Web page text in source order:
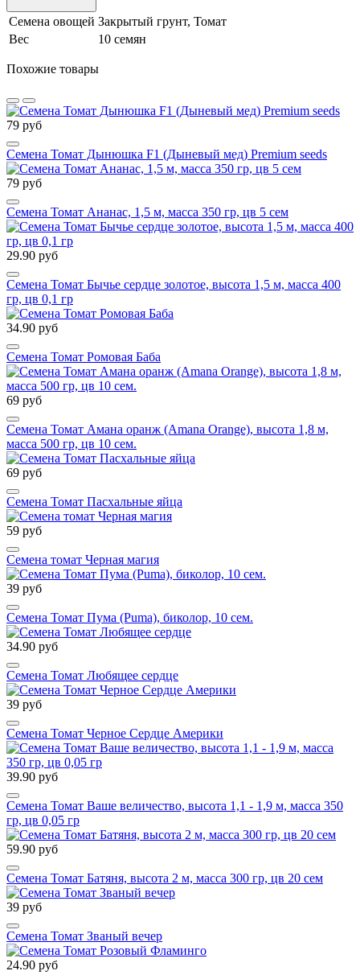
Семена овощей Закрытый грунт, Томат
Вес
10 семян
Похожие товары
79 руб
Семена Томат Дынюшка F1 (Дыневый мед) Premium seeds
79 руб
Семена Томат Ананас, 1,5 м, масса 350 гр, цв 5 сем
29.90 руб
Семена Томат Бычье сердце золотое, высота 1,5 м, масса 400
гр, цв 0,1 гр
34.90 руб
Семена Томат Ромовая Баба
69 руб
Семена Томат Амана оранж (Amana Orange), высота 1,8 м,
масса 500 гр, цв 10 сем.
69 руб
Семена Томат Пасхальные яйца
59 руб
Семена томат Черная магия
39 руб
Семена Томат Пума (Puma), биколор, 10 сем.
34.90 руб
Семена Томат Любящее сердце
39 руб
Семена Томат Черное Сердце Америки
39.90 руб
Семена Томат Ваше величество, высота 1,1 - 1,9 м, масса 350
гр, цв 0,05 гр
59.90 руб
Семена Томат Батяня, высота 2 м, масса 300 гр, цв 20 сем
39 руб
Семена Томат Званый вечер
24.90 руб